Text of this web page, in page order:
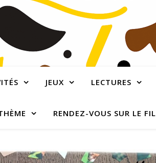
JEUX LECTURES
RENDEZ-VOUS SUR LE FIL